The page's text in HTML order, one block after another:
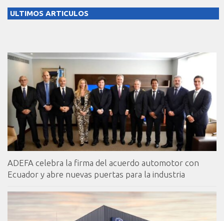
ULTIMOS ARTICULOS
ADEFA celebra la firma del acuerdo automotor con
Ecuador y abre nuevas puertas para la industria